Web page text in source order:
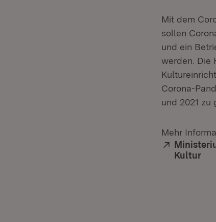
Mit dem
sollen
und ein
werden. Die
Corona-
und 2021 zu
Mehr
Extern:
Kultur